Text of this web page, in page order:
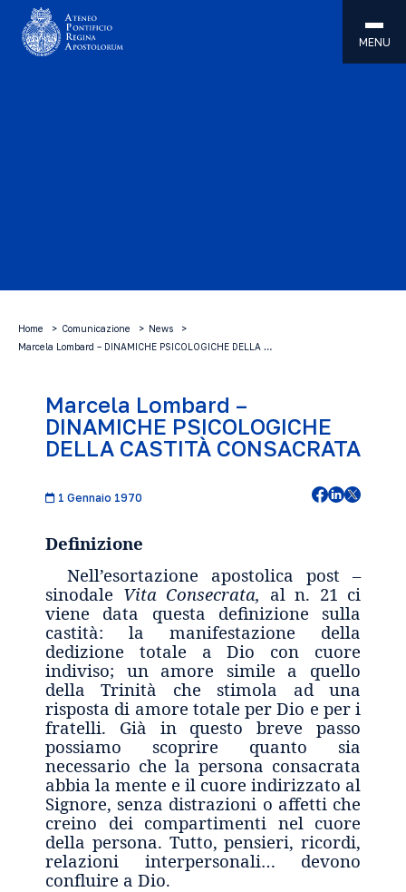
MENU
Home Comunicazione
News
Marcela Lombard – DINAMICHE PSICOLOGICHE DELLA …
Marcela Lombard –
DINAMICHE PSICOLOGICHE
DELLA CASTITÀ CONSACRATA
1 Gennaio 1970
Definizione
Nell’esortazione apostolica post –
sinodale Vita Consecrata, al n. 21 ci
viene data questa definizione sulla
castità: la manifestazione della
dedizione totale a Dio con cuore
indiviso; un amore simile a quello
della Trinità che stimola ad una
risposta di amore totale per Dio e per i
fratelli. Già in questo breve passo
possiamo scoprire quanto sia
necessario che la persona consacrata
abbia la mente e il cuore indirizzato al
Signore, senza distrazioni o affetti che
creino dei compartimenti nel cuore
della persona. Tutto, pensieri, ricordi,
relazioni interpersonali… devono
confluire a Dio.